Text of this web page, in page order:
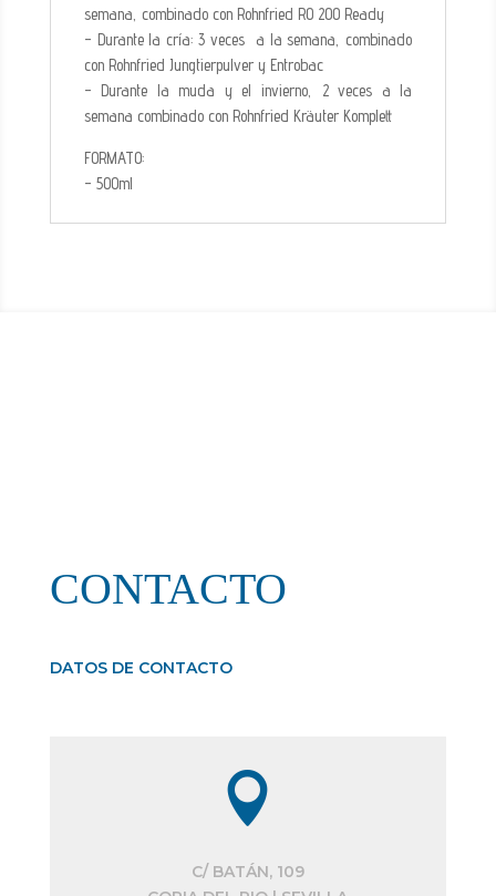
semana, combinado con Rohnfried RO 200 Ready
- Durante la cría: 3 veces a la semana, combinado
con Rohnfried Jungtierpulver y Entrobac
- Durante la muda y el invierno, 2 veces a la
semana combinado con Rohnfried Kräuter Komplett
FORMATO:
- 500ml
CONTACTO
DATOS DE CONTACTO

C/ BATÁN, 109